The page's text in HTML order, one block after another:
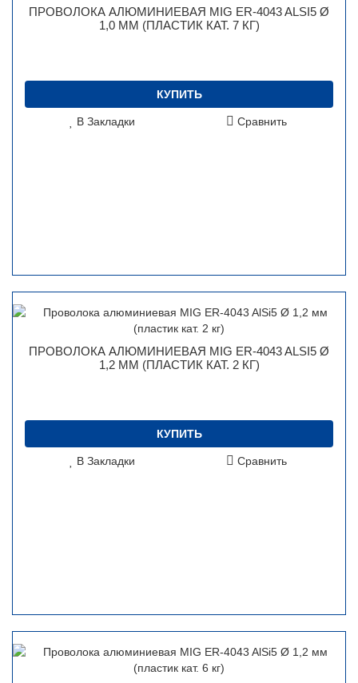
ПРОВОЛОКА АЛЮМИНИЕВАЯ MIG ER-4043 ALSI5 Ø
1,0 ММ (ПЛАСТИК КАТ. 7 КГ)
КУПИТЬ
В Закладки Сравнить
ПРОВОЛОКА АЛЮМИНИЕВАЯ MIG ER-4043 ALSI5 Ø
1,2 ММ (ПЛАСТИК КАТ. 2 КГ)
КУПИТЬ
В Закладки Сравнить